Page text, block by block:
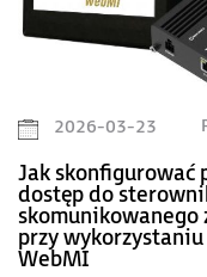
2026-03-23
Jak skonfigurować
dostęp do
przy
WebMI